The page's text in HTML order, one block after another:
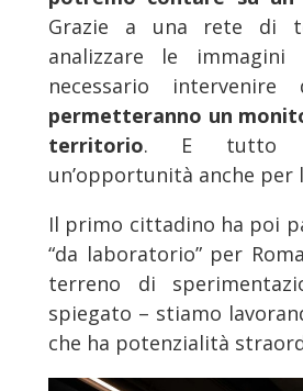
Grazie a una rete di
analizzare le
necessario intervenire
permetteranno un
territorio. E tutto
un’opportunità anche per
Il primo cittadino ha poi
“da laboratorio” per
terreno di
spiegato – stiamo
che ha potenzialità